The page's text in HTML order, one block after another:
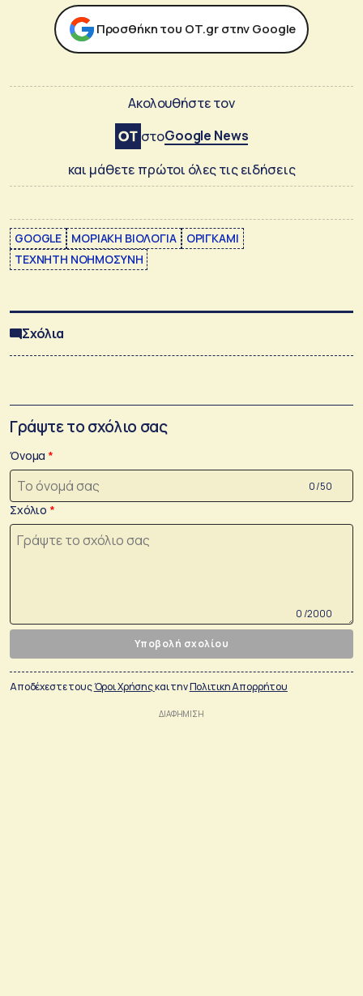
Προσθήκη του ΟΤ.gr στην Google
Ακολουθήστε τον
στοGoogle News
και μάθετε πρώτοι όλες τις ειδήσεις
GOOGLE ΜΟΡΙΑΚΗ ΒΙΟΛΟΓΙΑ
ΟΡΙΓΚΑΜΙ
ΤΕΧΝΗΤΗ ΝΟΗΜΟΣΥΝΗ
Σχόλια
Γράψτε το σχόλιο σας
Όνομα
0 /50
Σχόλιο
0 /2000
Υποβολή σχολίου
Αποδέχεστε τουςΌροι Χρήσηςκαι τηνΠολιτικη Απορρήτου